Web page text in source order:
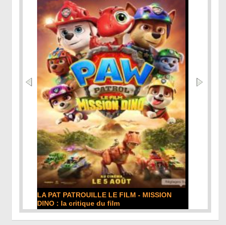
DE LA COMÉDIE-FRANÇAISE : la critique du
film